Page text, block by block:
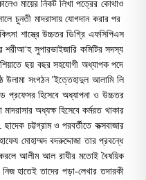
মায়ের নিকট লিখা পত্রের কোথাও
চুনতী মাদরাসায় যোগদান করার পর
শাস্ত্রে উচ্চতর ডিগ্রি এফসিপিএস
সুপারভাইজারি কমিটির সদস্য
ছয় বছর সহযোগী অধ্যাপক পদে
উলামা সংগঠন 'ইত্তেহাদুল আলামি লি
হিসেবে অধ্যাপনা ও উচ্চতর
অধ্যক্ষ হিসেবে কর্মরত থাকার
চট্টগ্রাম ও পরবর্তীতে কক্সবাজার
মোহাম্মদ বদরুদ্দোজা তার প্রবন্ধে
আলীম আল রাযীর মতোই বৈষয়িক
হাতেই তাদের পড়া-লেখার তদারকী